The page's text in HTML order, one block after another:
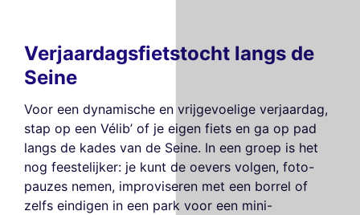
Verjaardagsfietstocht langs de
Seine
Voor een dynamische en vrijgevoelige verjaardag,
stap op een Vélib’ of je eigen fiets en ga op pad
langs de kades van de Seine. In een groep is het
nog feestelijker: je kunt de oevers volgen, foto-
pauzes nemen, improviseren met een borrel of
zelfs eindigen in een park voor een mini-